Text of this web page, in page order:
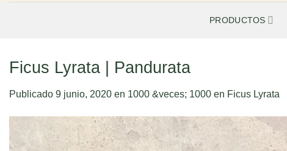
PRODUCTOS
Ficus Lyrata | Pandurata
Publicado 9 junio, 2020 en 1000 &veces; 1000 en Ficus Lyrata